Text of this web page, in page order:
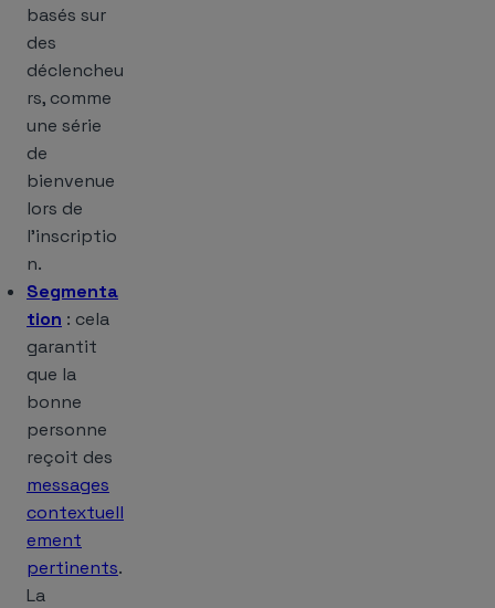
basés sur
des
déclencheu
rs, comme
une série
de
bienvenue
lors de
l’inscriptio
n.
Segmenta
tion : cela
garantit
que la
bonne
personne
reçoit des
messages
contextuell
ement
pertinents.
La